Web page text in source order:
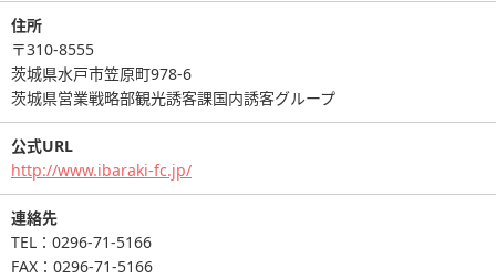
住所
〒310-8555
茨城県水戸市笠原町978-6
茨城県営業戦略部観光誘客課国内誘客グループ
公式URL
http://www.ibaraki-fc.jp/
連絡先
TEL：0296-71-5166
FAX：0296-71-5166